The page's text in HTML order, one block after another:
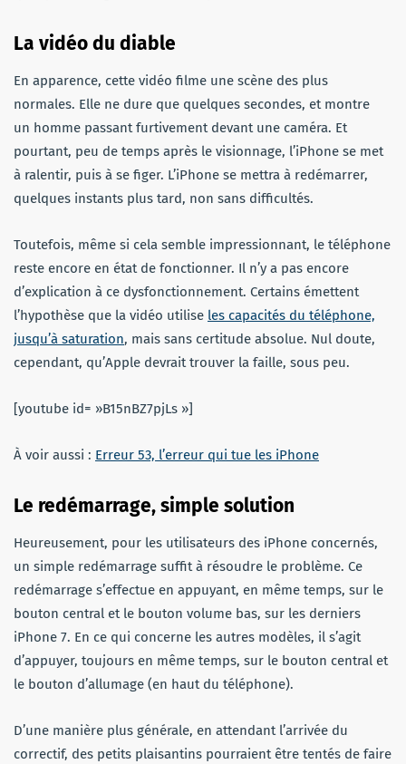
La vidéo du diable
En apparence, cette vidéo filme une scène des plus
normales. Elle ne dure que quelques secondes, et montre
un homme passant furtivement devant une caméra. Et
pourtant, peu de temps après le visionnage, l’iPhone se met
à ralentir, puis à se figer. L’iPhone se mettra à redémarrer,
quelques instants plus tard, non sans difficultés.
Toutefois, même si cela semble impressionnant, le téléphone
reste encore en état de fonctionner. Il n’y a pas encore
d’explication à ce dysfonctionnement. Certains émettent
l’hypothèse que la vidéo utilise les capacités du téléphone,
jusqu’à saturation, mais sans certitude absolue. Nul doute,
cependant, qu’Apple devrait trouver la faille, sous peu.
[youtube id= »B15nBZ7pjLs »]
À voir aussi : Erreur 53, l’erreur qui tue les iPhone
Le redémarrage, simple solution
Heureusement, pour les utilisateurs des iPhone concernés,
un simple redémarrage suffit à résoudre le problème. Ce
redémarrage s’effectue en appuyant, en même temps, sur le
bouton central et le bouton volume bas, sur les derniers
iPhone 7. En ce qui concerne les autres modèles, il s’agit
d’appuyer, toujours en même temps, sur le bouton central et
le bouton d’allumage (en haut du téléphone).
D’une manière plus générale, en attendant l’arrivée du
correctif, des petits plaisantins pourraient être tentés de faire